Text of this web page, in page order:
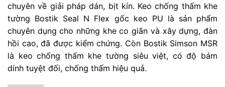
chuyên về giải pháp dán, bịt kín. Keo chống thấm khe
tường Bostik Seal N Flex gốc keo PU là sản phẩm
chuyên dụng cho những khe co giãn và xây dựng, đàn
hồi cao, đã được kiểm chứng. Còn Bostik Simson MSR
là keo chống thấm khe tường siêu việt, có độ bám
dính tuyệt đối, chống thấm hiệu quả.